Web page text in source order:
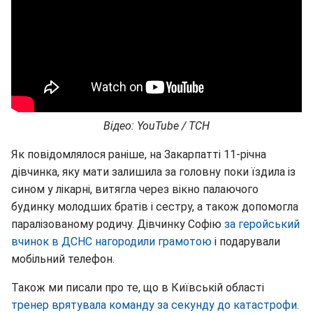
Відео: YouTube / ТСН
Як повідомлялося раніше, на Закарпатті 11-річна
дівчинка, яку мати залишила за головну поки їздила із
сином у лікарні, витягла через вікно палаючого
будинку молодших братів і сестру, а також допомогла
паралізованому родичу. Дівчинку Софію за геройський
вчинок в ДСНС нагородили грамотою і подарували
мобільний телефон.
Також ми писали про те, що в Київській області
тренер врятувала команду за секунду до катастрофи.